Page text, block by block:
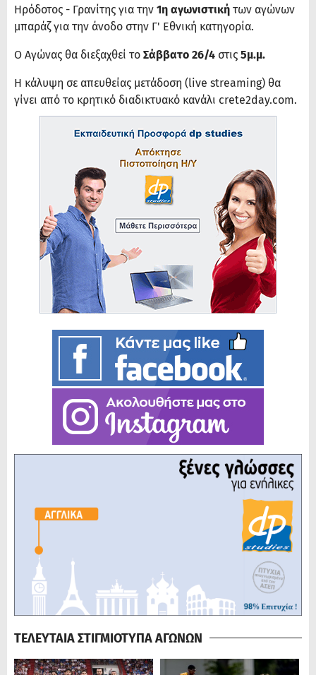
Ηρόδοτος - Γρανίτης για την 1η αγωνιστική των αγώνων
μπαράζ για την άνοδο στην Γ' Εθνική κατηγορία.
Ο Αγώνας θα διεξαχθεί το Σάββατο 26/4 στις 5μ.μ.
Η κάλυψη σε απευθείας μετάδοση (live streaming) θα
γίνει από το κρητικό διαδικτυακό κανάλι crete2day.com.
ΤΕΛΕΥΤΑΙΑ ΣΤΙΓΜΙΟΤΥΠΑ ΑΓΩΝΩΝ